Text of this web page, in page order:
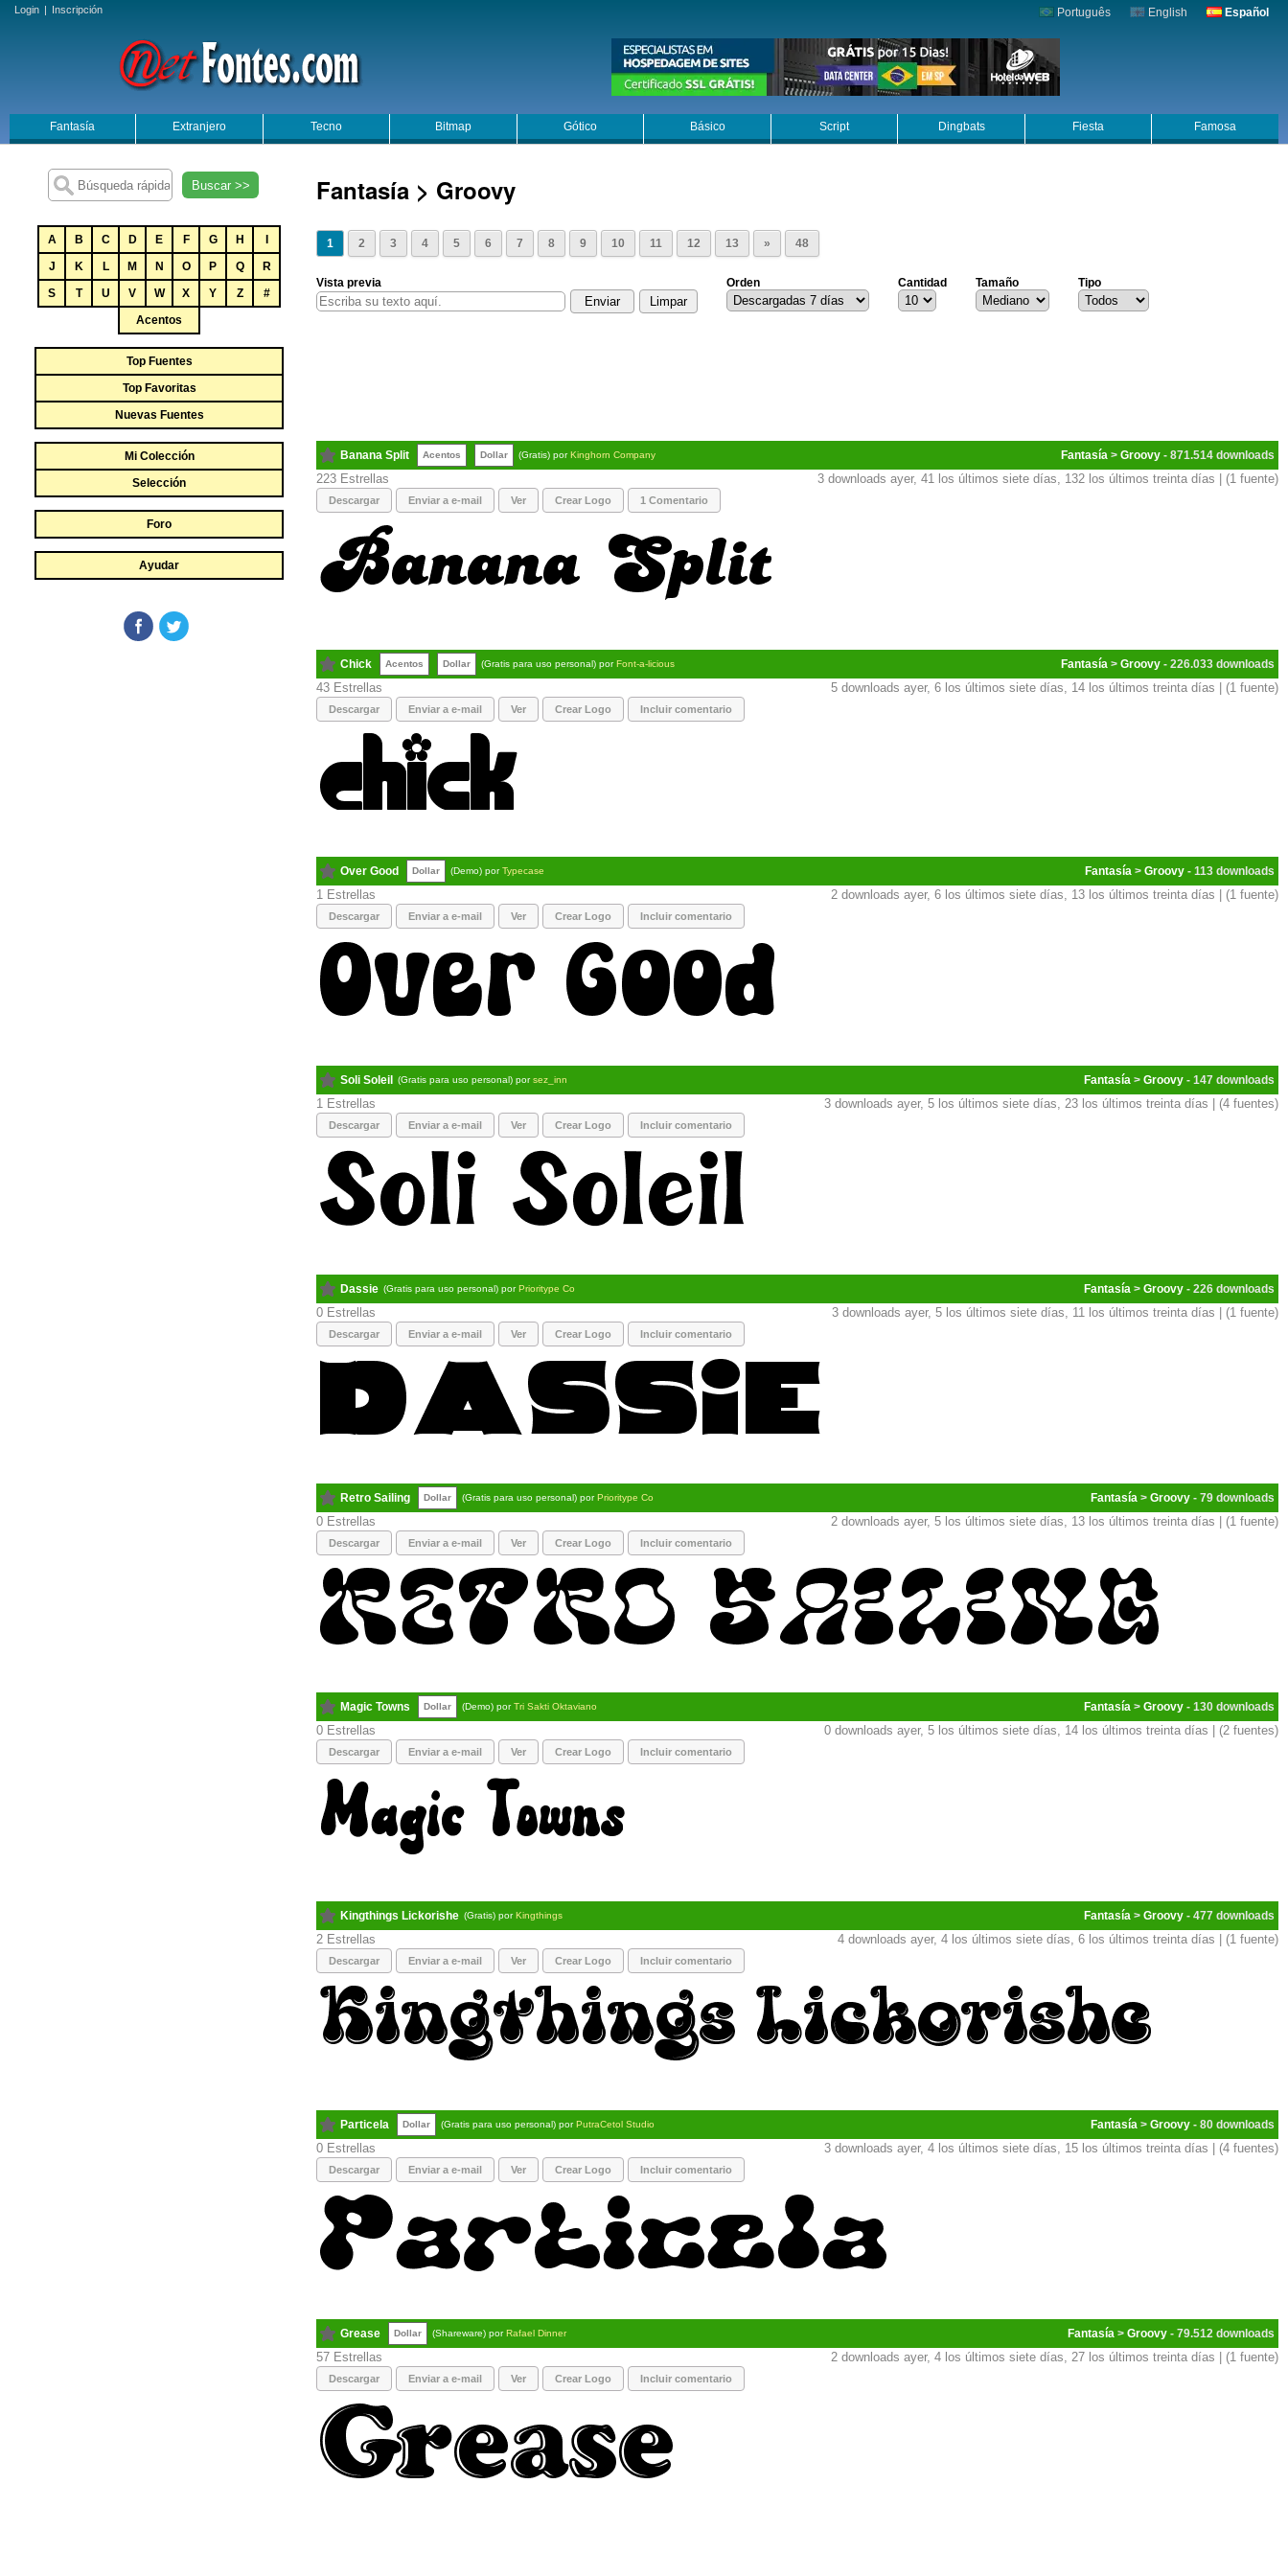
Login | Inscripción Português English Español
Fantasía Extranjero Tecno Bitmap Gótico Básico Script Dingbats Fiesta Famosa
Buscar >>
A B C D E F G H
J
K L M N O P Q
R
S
T U V W X Y Z
#
Acentos
Top Fuentes
Top Favoritas
Nuevas Fuentes
Mi Colección
Selección
Foro
Ayudar
Fantasía > Groovy
1 2 3 4 5 6 7 8 9 10 11 12 13 » 48
Vista previa Orden Cantidad Tamaño Tipo
Banana Split Acentos Dollar (Gratis) porKinghorn Company Fantasía > Groovy - 871.514
223 3 downloads ayer, 41 los últimos siete días, 132 los últimos treinta días | (1 fuente)
Descargar Enviar a e-mail Ver Crear Logo 1 Comentario
Chick Acentos Dollar (Gratis para uso personal) porFont-a-licious Fantasía > Groovy - 226.033
43 5 downloads ayer, 6 los últimos siete días, 14 los últimos treinta días | (1 fuente)
Descargar Enviar a e-mail Ver Crear Logo Incluir comentario
Over Good Dollar (Demo) porTypecase Fantasía > Groovy - 113
1 2 downloads ayer, 6 los últimos siete días, 13 los últimos treinta días | (1 fuente)
Descargar Enviar a e-mail Ver Crear Logo Incluir comentario
Soli Soleil (Gratis para uso personal) porsez_inn Fantasía > Groovy - 147
1 3 downloads ayer, 5 los últimos siete días, 23 los últimos treinta días | (4 fuentes)
Descargar Enviar a e-mail Ver Crear Logo Incluir comentario
Dassie (Gratis para uso personal) porPrioritype Co Fantasía > Groovy - 226
0 3 downloads ayer, 5 los últimos siete días, 11 los últimos treinta días | (1 fuente)
Descargar Enviar a e-mail Ver Crear Logo Incluir comentario
Retro Sailing Dollar (Gratis para uso personal) porPrioritype Co Fantasía > Groovy - 79
0 2 downloads ayer, 5 los últimos siete días, 13 los últimos treinta días | (1 fuente)
Descargar Enviar a e-mail Ver Crear Logo Incluir comentario
Magic Towns Dollar (Demo) porTri Sakti Oktaviano Fantasía > Groovy - 130
0 0 downloads ayer, 5 los últimos siete días, 14 los últimos treinta días | (2 fuentes)
Descargar Enviar a e-mail Ver Crear Logo Incluir comentario
Kingthings Lickorishe (Gratis) porKingthings Fantasía > Groovy - 477
2 4 downloads ayer, 4 los últimos siete días, 6 los últimos treinta días | (1 fuente)
Descargar Enviar a e-mail Ver Crear Logo Incluir comentario
Particela Dollar (Gratis para uso personal) porPutraCetol Studio Fantasía > Groovy - 80
0 3 downloads ayer, 4 los últimos siete días, 15 los últimos treinta días | (4 fuentes)
Descargar Enviar a e-mail Ver Crear Logo Incluir comentario
Grease Dollar (Shareware) porRafael Dinner Fantasía > Groovy - 79.512
57 2 downloads ayer, 4 los últimos siete días, 27 los últimos treinta días | (1 fuente)
Descargar Enviar a e-mail Ver Crear Logo Incluir comentario